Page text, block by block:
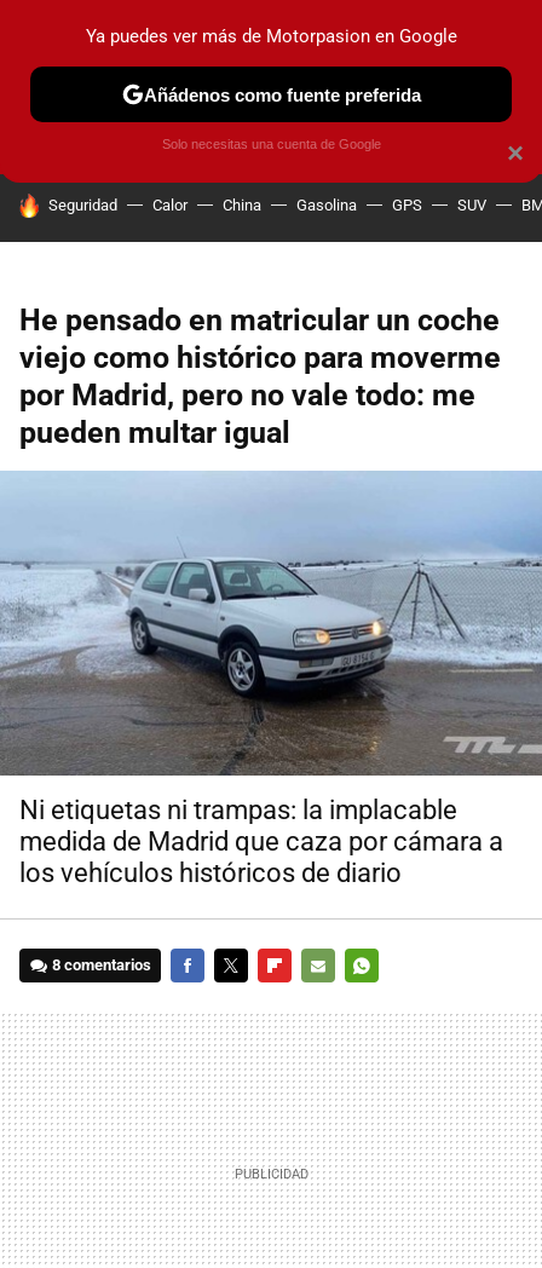
PRUEBAS COCHES ELÉCTRICOS OBSERVATORIO
HOY SE HABLA DE
Seguridad Calor China Gasolina GPS SUV
He pensado en matricular un coche
viejo como histórico para moverme
por Madrid, pero no vale todo: me
pueden multar igual
Ni etiquetas ni trampas: la implacable
medida de Madrid que caza por cámara a
los vehículos históricos de diario
8 comentarios
MAIL
×
Ya puedes ver más de Motorpasion en Google
Añádenos como fuente preferida
Solo necesitas una cuenta de Google